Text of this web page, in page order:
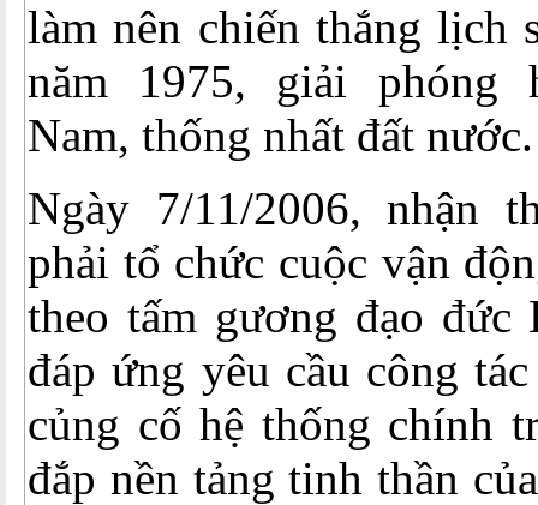
làm nên chiến thắng lịch
năm 1975, giải phóng
Nam, thống nhất đất nước.
Ngày 7/11/2006, nhận
phải tổ chức cuộc vận
theo tấm gương đạo
đáp ứng yêu cầu công
củng cố hệ thống chính
đắp nền tảng tinh thần